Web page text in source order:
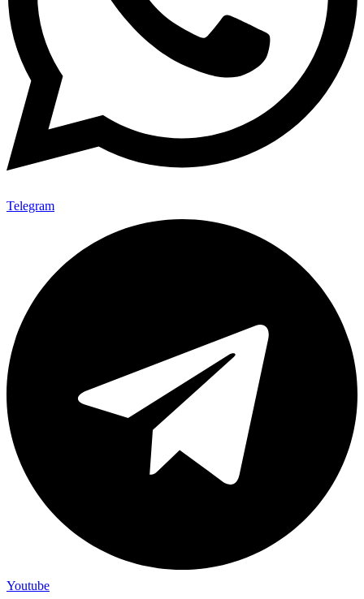
Telegram
Youtube